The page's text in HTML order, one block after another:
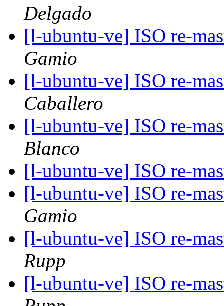
Delgado
[l-ubuntu-ve] ISO re-
Gamio
[l-ubuntu-ve] ISO re-
Caballero
[l-ubuntu-ve] ISO re-
Blanco
[l-ubuntu-ve] ISO re-
[l-ubuntu-ve] ISO re-
Gamio
[l-ubuntu-ve] ISO re-
Rupp
[l-ubuntu-ve] ISO re-